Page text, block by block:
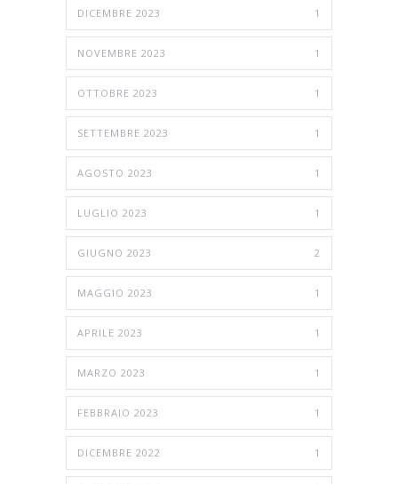
DICEMBRE 2023 1
NOVEMBRE 2023 1
OTTOBRE 2023 1
SETTEMBRE 2023 1
AGOSTO 2023 1
LUGLIO 2023 1
GIUGNO 2023 2
MAGGIO 2023 1
APRILE 2023 1
MARZO 2023 1
FEBBRAIO 2023 1
DICEMBRE 2022 1